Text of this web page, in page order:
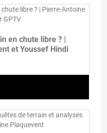
en chute libre ? |
et Youssef Hindi